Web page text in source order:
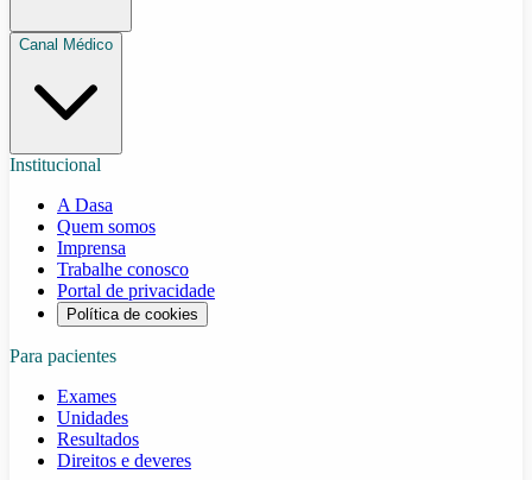
Canal Médico
Institucional
A Dasa
Quem somos
Imprensa
Trabalhe conosco
Portal de privacidade
Política de cookies
Para pacientes
Exames
Unidades
Resultados
Direitos e deveres